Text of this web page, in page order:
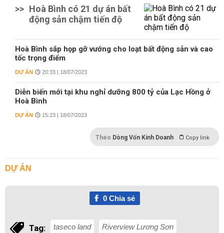
>> Hoà Bình có 21 dự án bất
động sản chậm tiến độ
Hoà Bình sắp họp gỡ vướng cho loạt bất động sản và cao
tốc trọng điểm
DỰ ÁN 20:33 | 18/07/2023
Diễn biến mới tại khu nghỉ dưỡng 800 tỷ của Lạc Hồng ở
Hoà Bình
DỰ ÁN 15:23 | 18/07/2023
Theo Dòng Vốn Kinh Doanh Copy link
DỰ ÁN
0Chia sẻ
Tag: taseco land Riverview Lương Sơn